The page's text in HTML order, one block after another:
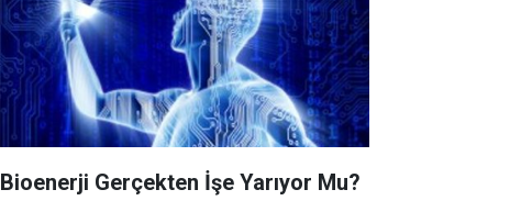
Bioenerji Gerçekten İşe Yarıyor Mu?